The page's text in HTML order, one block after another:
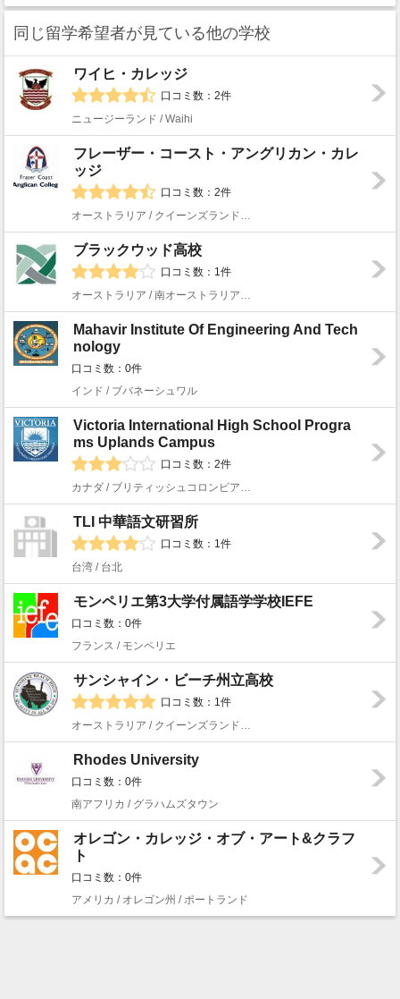
同じ留学希望者が見ている他の学校
ワイヒ・カレッジ
口コミ数：2件
ニュージーランド / Waihi
フレーザー・コースト・アングリカン・カレ
ッジ
口コミ数：2件
オーストラリア / クイーンズランド州 / Hervey Bay
ブラックウッド高校
口コミ数：1件
オーストラリア / 南オーストラリア州 / アデレード
Mahavir Institute Of Engineering And Tech
nology
口コミ数：0件
インド / ブバネーシュワル
Victoria International High School Progra
ms Uplands Campus
口コミ数：2件
カナダ / ブリティッシュコロンビア州 / ビクトリア
TLI 中華語文研習所
口コミ数：1件
台湾 / 台北
モンペリエ第3大学付属語学学校IEFE
口コミ数：0件
フランス / モンペリエ
サンシャイン・ビーチ州立高校
口コミ数：1件
オーストラリア / クイーンズランド州 / サンシャイン・ビーチ
Rhodes University
口コミ数：0件
南アフリカ / グラハムズタウン
オレゴン・カレッジ・オブ・アート&クラフ
ト
口コミ数：0件
アメリカ / オレゴン州 / ポートランド